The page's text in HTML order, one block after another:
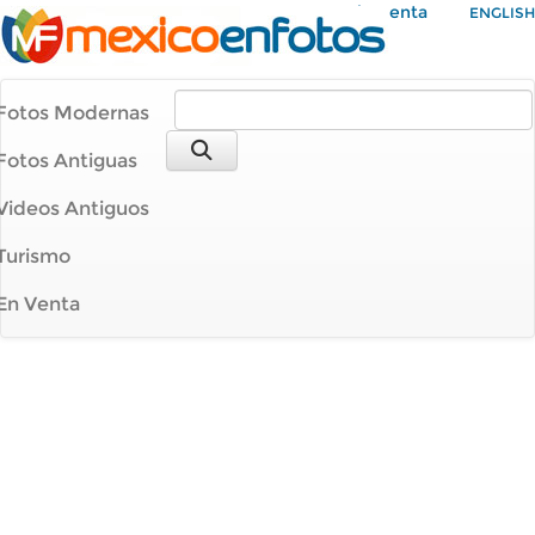
Mi Cuenta ENGLISH
Modernas
Antiguas
Antiguos
Venta